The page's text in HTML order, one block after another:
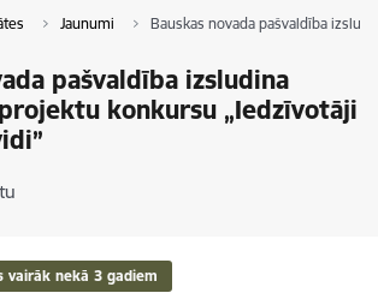
Jaunumi Bauskas novada pašvaldība
pašvaldība izsludina
konkursu „Iedzīvotāji
vairāk nekā 3 gadiem